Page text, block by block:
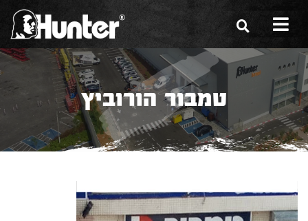
הסיפור שלנו
הכלים שלנו
תערוכות
מגזין
טמבור הורוביץ